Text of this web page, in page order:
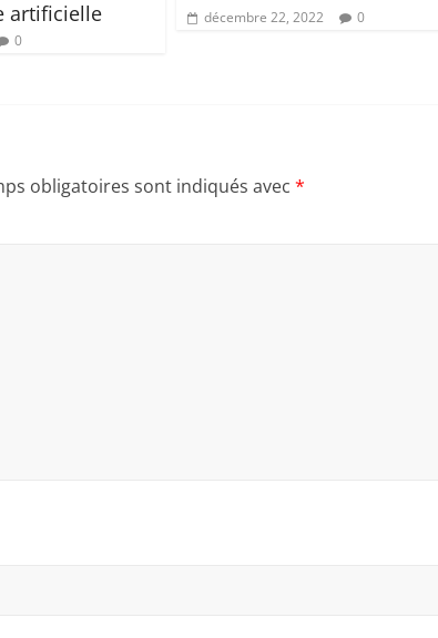
artificielle
0
décembre 22, 2022 0
obligatoires sont indiqués avec *